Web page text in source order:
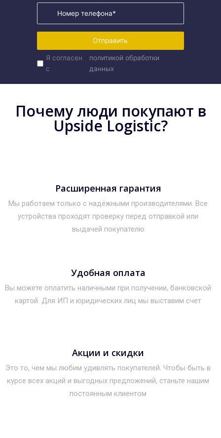
Отправить
Я согласен
с
политикой обработки
данных
Почему люди покупают в
Upside Logistic?
Расширенная гарантия
Мы работаем только с надёжными производителями. Все
устройства проходят проверку перед отправкой или
выдачей покупателю
Удобная оплата
Вы можете оплатить наличными при получении, банковской
картой. Для ИП и юридических лиц мы выставим счет
Акции и скидки
Это то, чем мы любим удивлять покупателей. Чтобы быть в
курсе всех акций и выгодных предложений, станьте нашим
постоянным клиентом